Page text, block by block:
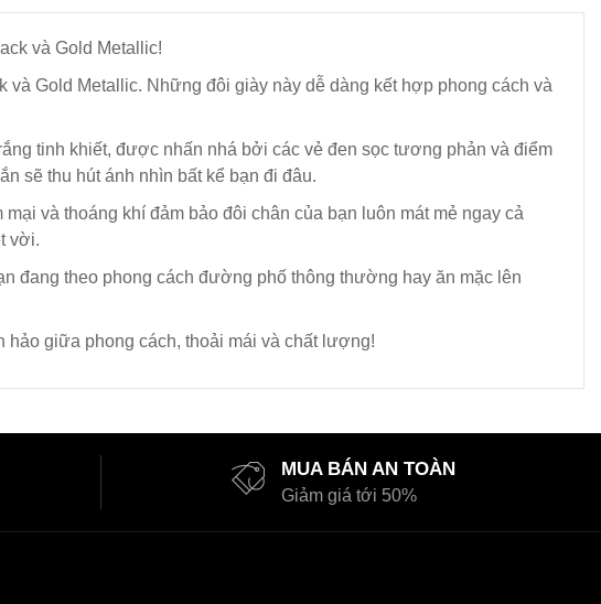
và Gold Metallic!
Gold Metallic. Những đôi giày này dễ dàng kết hợp phong cách và
tinh khiết, được nhấn nhá bởi các vẻ đen sọc tương phản và điểm
sẽ thu hút ánh nhìn bất kể bạn đi đâu.
và thoáng khí đảm bảo đôi chân của bạn luôn mát mẻ ngay cả
vời.
đang theo phong cách đường phố thông thường hay ăn mặc lên
giữa phong cách, thoải mái và chất lượng!
MUA BÁN AN TOÀN
Giảm giá tới 50%